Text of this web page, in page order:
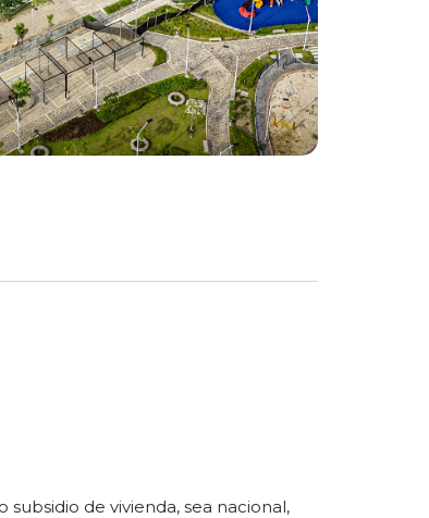
de vivienda, sea nacional,